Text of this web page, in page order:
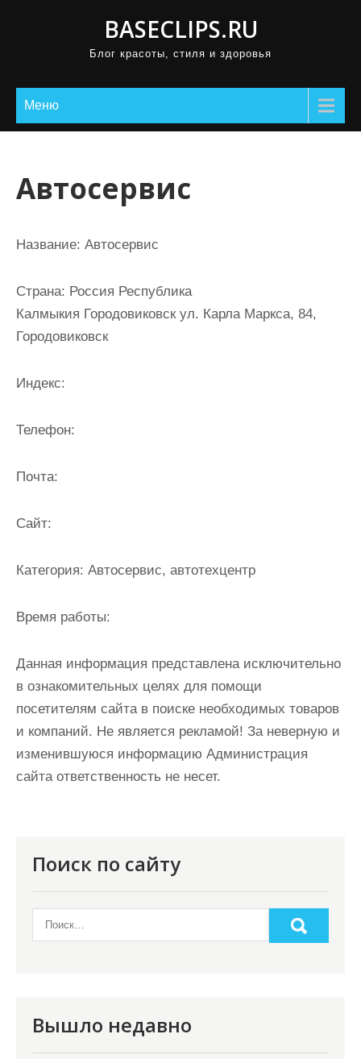
BASECLIPS.RU
Блог красоты, стиля и здоровья
Меню
Автосервис
Название: Автосервис
Страна: Россия Республика
Калмыкия Городовиковск ул. Карла Маркса, 84,
Городовиковск
Индекс:
Телефон:
Почта:
Cайт:
Категория: Автосервис, автотехцентр
Время работы:
Данная информация представлена исключительно
в ознакомительных целях для помощи
посетителям сайта в поиске необходимых товаров
и компаний. Не является рекламой! За неверную и
изменившуюся информацию Администрация
сайта ответственность не несет.
Поиск по сайту
Вышло недавно